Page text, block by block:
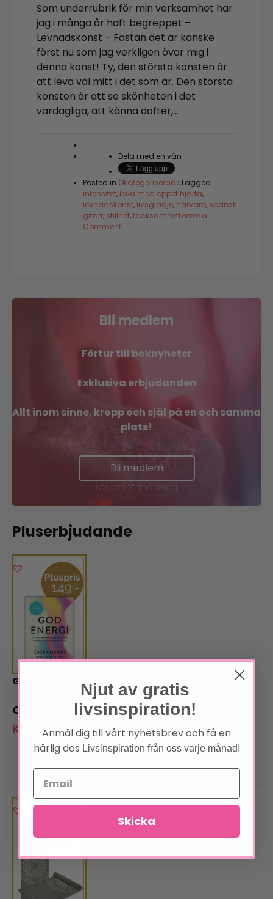
Som underrubrik för min verksamhet har
jag i många år haft begreppet –
Levnadskonst – Fastän det är kanske
först nu som jag verkligen övar mig i
denna konst! Ty, den största konsten är
att leva väl mitt i det som är. Den största
konsten är att se skönheten i det
vardagliga, att känna dofter,…
Dela med en vän
Posted in OkategoriseradeTagged
intensitet, leva med öppet hjärta,
levnadskonst, livsglädje, närvaro, spansk
gitarr, stillhet,tacksamhetLeave a
Commenton
Bli medlem
Förtur till boknyheter
Exklusiva erbjudanden
Allt inom sinne, kropp och själ på en och samma
plats!
Bli medlem
Läs om förmånerna
Pluserbjudande
God energi
319kr
Klubbpris: 264kr
Njut av gratis
livsinspiration!
Anmäl dig till vårt nyhetsbrev och få en
härlig dos Livsinspiration från oss varje månad!
Skicka